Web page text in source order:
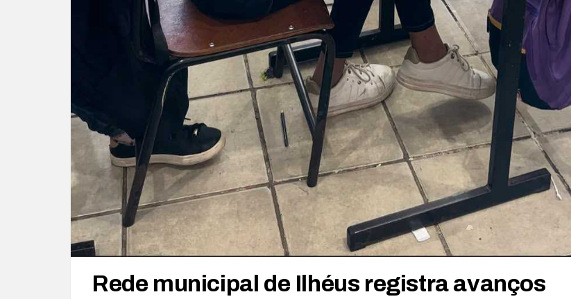
Rede municipal de Ilhéus registra avanços